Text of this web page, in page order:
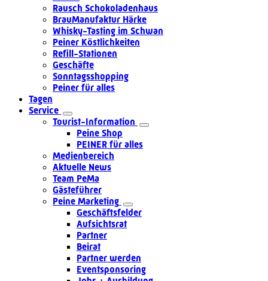
Rausch Schokoladenhaus
BrauManufaktur Härke
Whisky-Tasting im Schwan
Peiner Köstlichkeiten
Refill-Stationen
Geschäfte
Sonntagsshopping
Peiner für alles
Tagen
Service
Tourist-Information
Peine Shop
PEINER für alles
Medienbereich
Aktuelle News
Team PeMa
Gästeführer
Peine Marketing
Geschäftsfelder
Aufsichtsrat
Partner
Beirat
Partner werden
Eventsponsoring